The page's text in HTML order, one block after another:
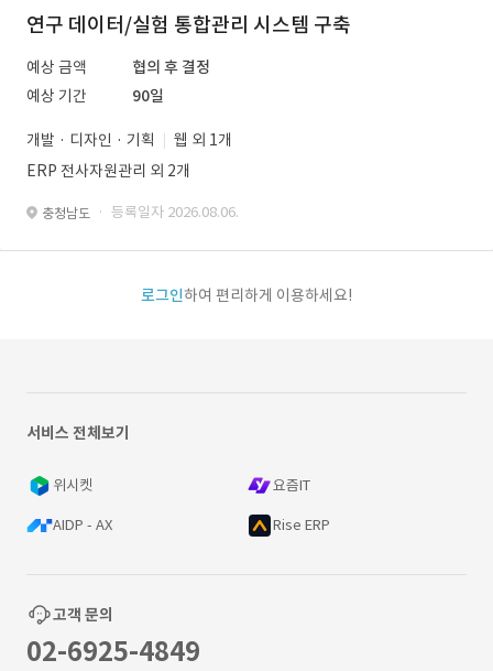
연구 데이터/실험 통합관리 시스템 구축
예상 금액
협의 후 결정
예상 기간
90일
개발 · 디자인 · 기획
웹 외 1개
ERP 전사자원관리 외 2개
충청남도 · 등록일자 2026.08.06.
로그인하여 편리하게 이용하세요!
서비스 전체보기
위시켓 요즘IT
AIDP - AX Rise ERP
고객 문의
02-6925-4849